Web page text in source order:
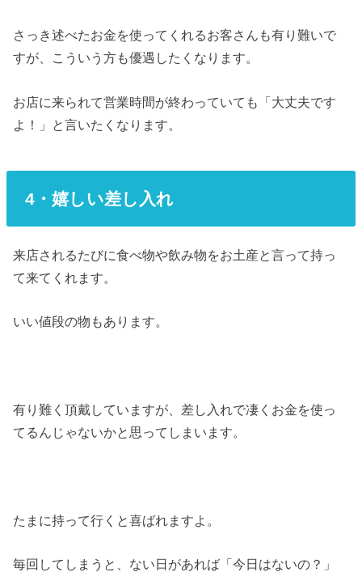
さっき述べたお金を使ってくれるお客さんも有り難いで
すが、こういう方も優遇したくなります。
お店に来られて営業時間が終わっていても「大丈夫です
よ！」と言いたくなります。
4・嬉しい差し入れ
来店されるたびに食べ物や飲み物をお土産と言って持っ
て来てくれます。
いい値段の物もあります。
有り難く頂戴していますが、差し入れで凄くお金を使っ
てるんじゃないかと思ってしまいます。
たまに持って行くと喜ばれますよ。
毎回してしまうと、ない日があれば「今日はないの？」